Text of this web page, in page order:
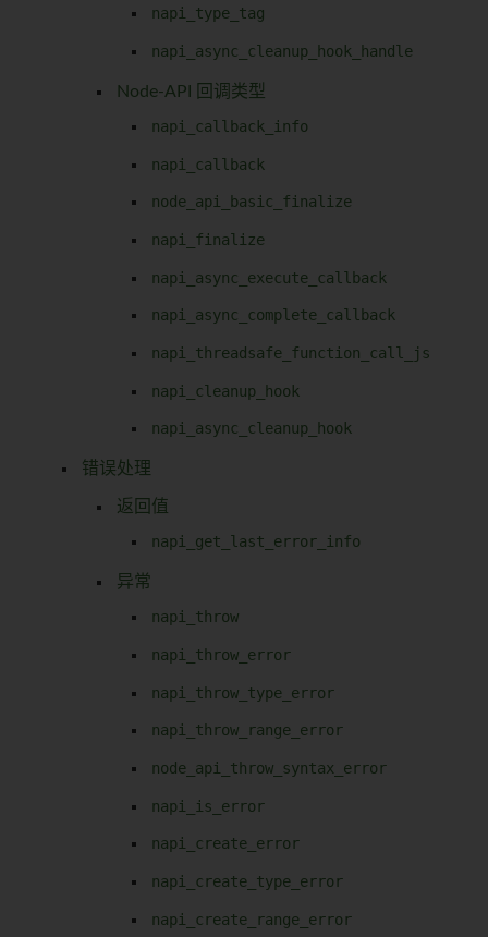
napi_type_tag
napi_async_cleanup_hook_handle
Node-API 回调类型
napi_callback_info
napi_callback
node_api_basic_finalize
napi_finalize
napi_async_execute_callback
napi_async_complete_callback
napi_threadsafe_function_call_js
napi_cleanup_hook
napi_async_cleanup_hook
错误处理
返回值
napi_get_last_error_info
异常
napi_throw
napi_throw_error
napi_throw_type_error
napi_throw_range_error
node_api_throw_syntax_error
napi_is_error
napi_create_error
napi_create_type_error
napi_create_range_error